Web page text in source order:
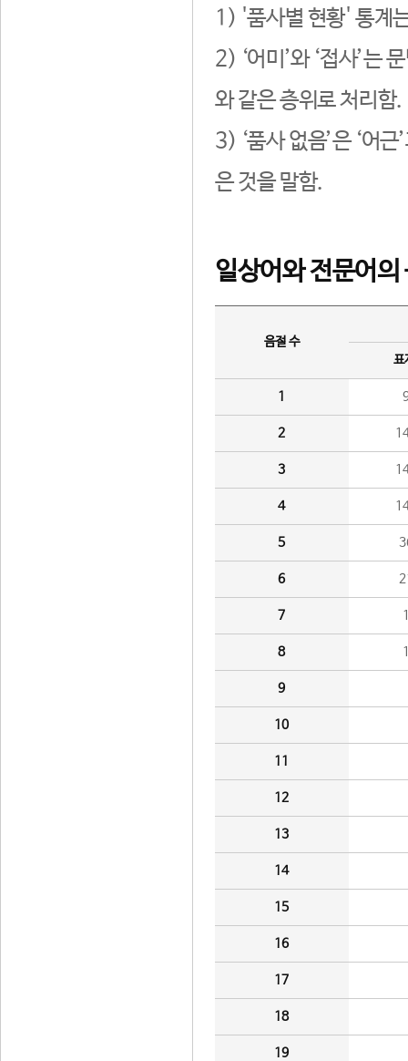
1) '품사별 현황' 통계
2) ‘어미’와 ‘접사’는
와 같은 층위로 처리함.
3) ‘품사 없음’은 ‘어
은 것을 말함.
일상어와 전문어의
음절 수
표
1
2
3
4
5
6
7
8
9
10
11
12
13
14
15
16
17
18
19